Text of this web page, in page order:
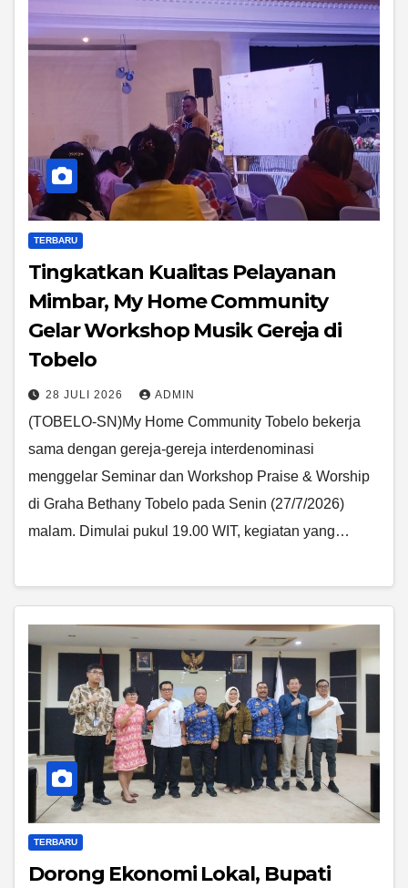
TERBARU
Tingkatkan Kualitas Pelayanan
Mimbar, My Home Community
Gelar Workshop Musik Gereja di
Tobelo
28 JULI 2026 ADMIN
(TOBELO-SN)My Home Community Tobelo bekerja
sama dengan gereja-gereja interdenominasi
menggelar Seminar dan Workshop Praise & Worship
di Graha Bethany Tobelo pada Senin (27/7/2026)
malam. Dimulai pukul 19.00 WIT, kegiatan yang…
TERBARU
Dorong Ekonomi Lokal, Bupati